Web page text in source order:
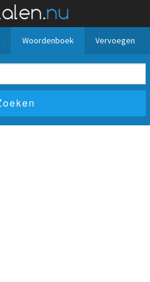
Woordenboek Vervoegen